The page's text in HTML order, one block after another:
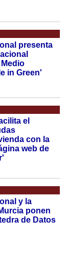
presenta
in Green'
el
con la
web de
y la
ponen
de Datos